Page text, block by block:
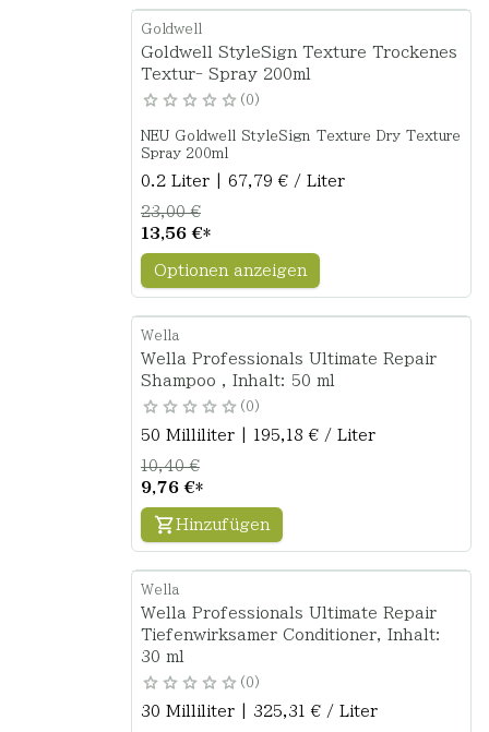
Goldwell
Goldwell StyleSign Texture Trockenes
Textur- Spray 200ml
0
NEU Goldwell StyleSign Texture Dry Texture
Spray 200ml
0.2 Liter | 67,79 € / Liter
13,56 €*
23,00 €
Optionen anzeigen
Wella
Wella Professionals Ultimate Repair
Shampoo , Inhalt: 50 ml
0
50 Milliliter | 195,18 € / Liter
9,76 €*
10,40 €
Hinzufügen
Wella
Wella Professionals Ultimate Repair
Tiefenwirksamer Conditioner, Inhalt:
30 ml
0
30 Milliliter | 325,31 € / Liter